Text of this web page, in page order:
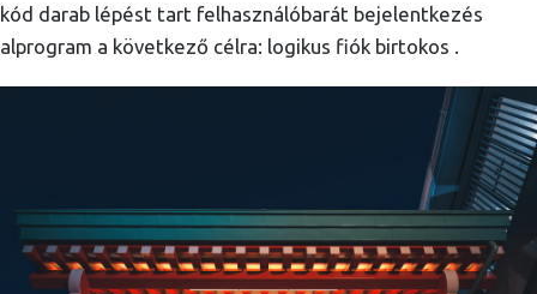
kód darab lépést tart felhasználóbarát bejelentkezés
alprogram a következő célra: logikus fiók birtokos .